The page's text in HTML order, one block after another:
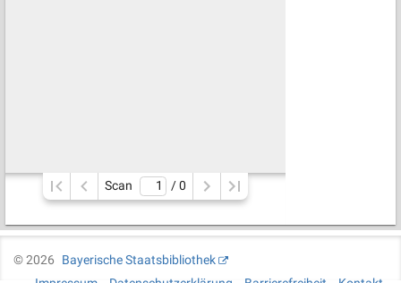
Scan / 0
©2026
Bayerische Staatsbibliothek